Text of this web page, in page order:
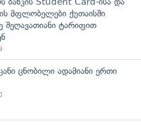
მფლობელები ქუთაისში
შეღავათიანი ტარიფით
ცნობილი ადამიანი ერთი